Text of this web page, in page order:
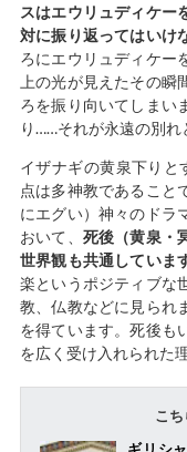
スはエウリュディケー
対に振り返ってはいけ
ろにエウリュディケー
上の光が見えたその
ろを振り向いてしまい
り……それが永遠の別れ
イザナギの黄泉下りと
点は多神教であること
にエグい）神々のドラ
おいて、 死後（黄泉・
世界観も共通していま
楽というポジティブな
教、仏教などに見られ
を得ています。死後も
を広く受け入れられた
こ